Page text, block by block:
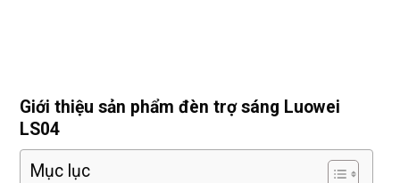
Giới thiệu sản phẩm đèn trợ sáng Luowei
LS04
Mục lục